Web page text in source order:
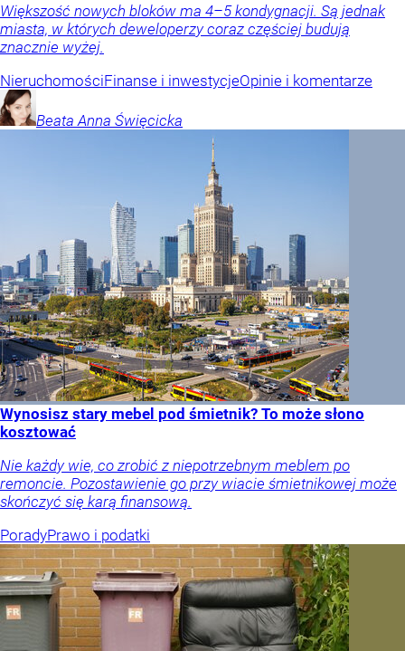
Większość nowych bloków ma 4–5 kondygnacji. Są jednak
miasta, w których deweloperzy coraz częściej budują
znacznie wyżej.
NieruchomościFinanse i inwestycjeOpinie i komentarze
Beata Anna Święcicka
Wynosisz stary mebel pod śmietnik? To może słono
kosztować
Nie każdy wie, co zrobić z niepotrzebnym meblem po
remoncie. Pozostawienie go przy wiacie śmietnikowej może
skończyć się karą finansową.
PoradyPrawo i podatki